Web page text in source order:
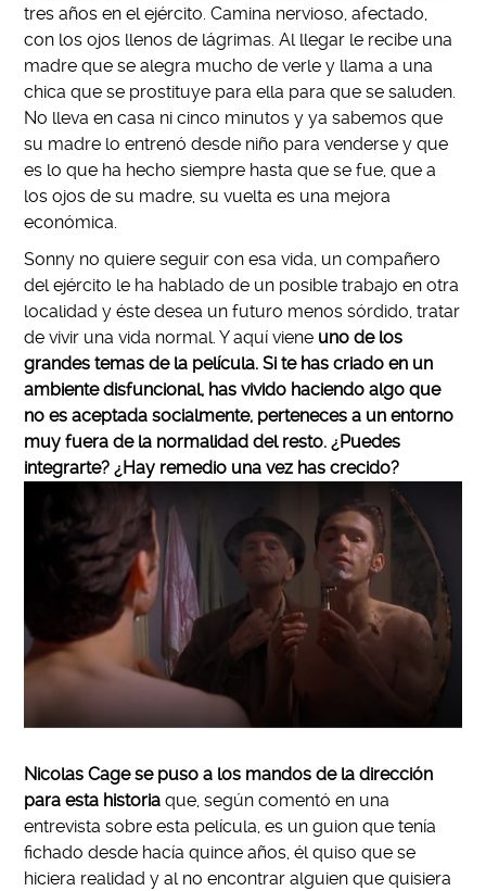
tres años en el ejército. Camina nervioso, afectado,
con los ojos llenos de lágrimas. Al llegar le recibe una
madre que se alegra mucho de verle y llama a una
chica que se prostituye para ella para que se saluden.
No lleva en casa ni cinco minutos y ya sabemos que
su madre lo entrenó desde niño para venderse y que
es lo que ha hecho siempre hasta que se fue, que a
los ojos de su madre, su vuelta es una mejora
económica.
Sonny no quiere seguir con esa vida, un compañero
del ejército le ha hablado de un posible trabajo en otra
localidad y éste desea un futuro menos sórdido, tratar
de vivir una vida normal. Y aquí viene uno de los
grandes temas de la película. Si te has criado en un
ambiente disfuncional, has vivido haciendo algo que
no es aceptada socialmente, perteneces a un entorno
muy fuera de la normalidad del resto. ¿Puedes
integrarte? ¿Hay remedio una vez has crecido?
Nicolas Cage se puso a los mandos de la dirección
para esta historia que, según comentó en una
entrevista sobre esta película, es un guion que tenía
fichado desde hacía quince años, él quiso que se
hiciera realidad y al no encontrar alguien que quisiera